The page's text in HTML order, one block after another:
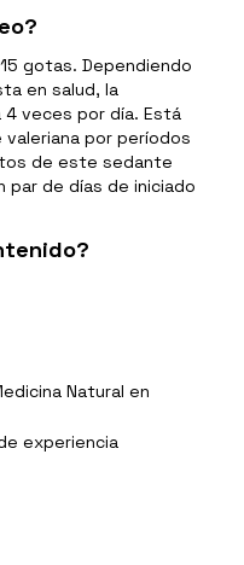
gotas. Dependiendo
en salud, la
veces por día. Está
por períodos
de este sedante
par de días de iniciado
Natural en
experiencia